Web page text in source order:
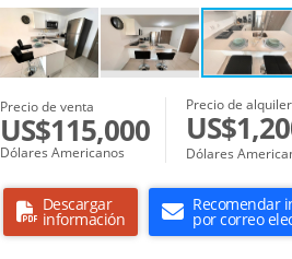
Precio de venta
US$115,000
Dólares Americanos
Precio de alquiler
Dólares
Descargar
información
Recomendar
por correo